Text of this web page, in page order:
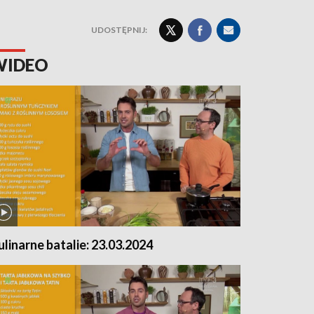
UDOSTĘPNIJ:
batalie: 23.03.2024